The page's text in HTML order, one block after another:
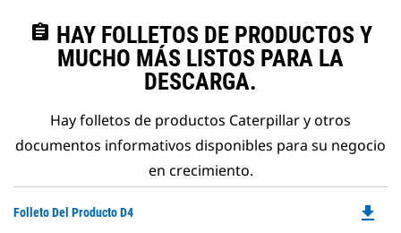
assignment HAY FOLLETOS DE PRODUCTOS Y
MUCHO MÁS LISTOS PARA LA
DESCARGA.
Hay folletos de productos Caterpillar y otros
documentos informativos disponibles para su negocio
en crecimiento.
Folleto Del Producto D4 file_download